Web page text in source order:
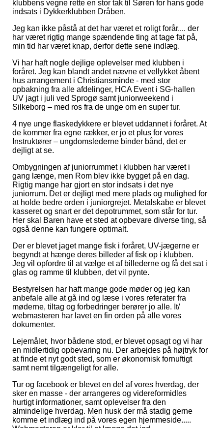
klubbens vegne rette en stor tak til Søren for hans gode
indsats i Dykkerklubben Dråben.
Jeg kan ikke påstå at det har været et roligt forår.... der
har været rigtig mange spændende ting at tage fat på,
min tid har været knap, derfor dette sene indlæg.
Vi har haft nogle dejlige oplevelser med klubben i
foråret. Jeg kan blandt andet nævne et vellykket åbent
hus arrangement i Christiansminde - med stor
opbakning fra alle afdelinger, HCA Event i SG-hallen
UV jagt i juli ved Sprogø samt juniorweekend i
Silkeborg – med ros fra de unge om en super tur.
4 nye unge flaskedykkere er blevet uddannet i foråret. At
de kommer fra egne rækker, er jo et plus for vores
Instruktører – ungdomslederne binder bånd, det er
dejligt at se.
Ombygningen af juniorrummet i klubben har været i
gang længe, men Rom blev ikke bygget på en dag.
Rigtig mange har gjort en stor indsats i det nye
juniorrum. Det er dejligt med mere plads og mulighed for
at holde bedre orden i juniorgrejet. Metalskabe er blevet
kasseret og snart er det depotrummet, som står for tur.
Her skal Baren have et sted at opbevare diverse ting, så
også denne kan fungere optimalt.
Der er blevet jaget mange fisk i foråret, UV-jægerne er
begyndt at hænge deres billeder af fisk op i klubben.
Jeg vil opfordre til at vælge et af billederne og få det sat i
glas og ramme til klubben, det vil pynte.
Bestyrelsen har haft mange gode møder og jeg kan
anbefale alle at gå ind og læse i vores referater fra
møderne, tiltag og forbedringer berører jo alle. It/
webmasteren har lavet en fin orden på alle vores
dokumenter.
Lejemålet, hvor bådene stod, er blevet opsagt og vi har
en midlertidig opbevaring nu. Der arbejdes på højtryk for
at finde et nyt godt sted, som er økonomisk fornuftigt
samt nemt tilgængeligt for alle.
Tur og facebook er blevet en del af vores hverdag, der
sker en masse - der arrangeres og videreformidles
hurtigt informationer, samt oplevelser fra den
almindelige hverdag. Men husk der må stadig gerne
komme et indlæg ind på vores egen hjemmeside.....